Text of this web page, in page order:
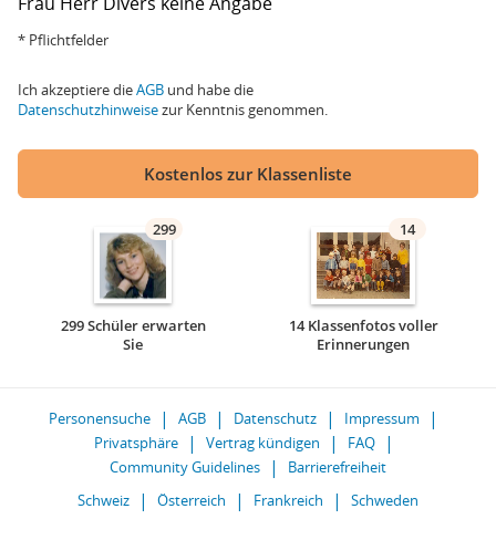
* Pflichtfelder
Ich akzeptiere dieAGB und habe die
Datenschutzhinweisezur Kenntnis genommen.
Kostenlos zur Klassenliste
299
299 Schüler erwarten
Sie
14
14 Klassenfotos voller
Erinnerungen
Personensuche AGB Datenschutz
Impressum
Privatsphäre
Vertrag kündigen
FAQ
Community Guidelines
Barrierefreiheit
Schweiz
Österreich Frankreich Schweden